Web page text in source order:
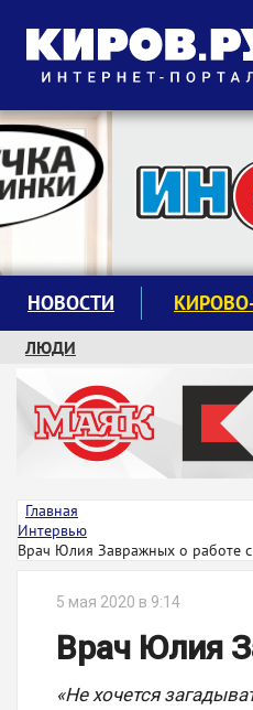
Следите за новостями:
НОВОСТИ
ЛЮДИ
КРУЖКИ И СЕКЦИИ
ЗАВОДУ "МАЯК" 85 ЛЕТ
ЭКОЛОГИЯ
Главная
Интервью
Врач Юлия Завражных о работе
5 мая 2020 в 9:14
Врач Юлия
«Не хочется